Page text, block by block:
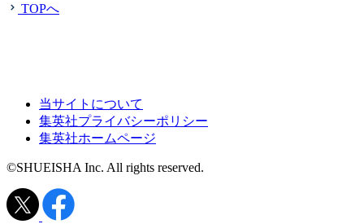
TOPへ
当サイトについて
集英社プライバシーポリシー
集英社ホームページ
©SHUEISHA Inc. All rights reserved.